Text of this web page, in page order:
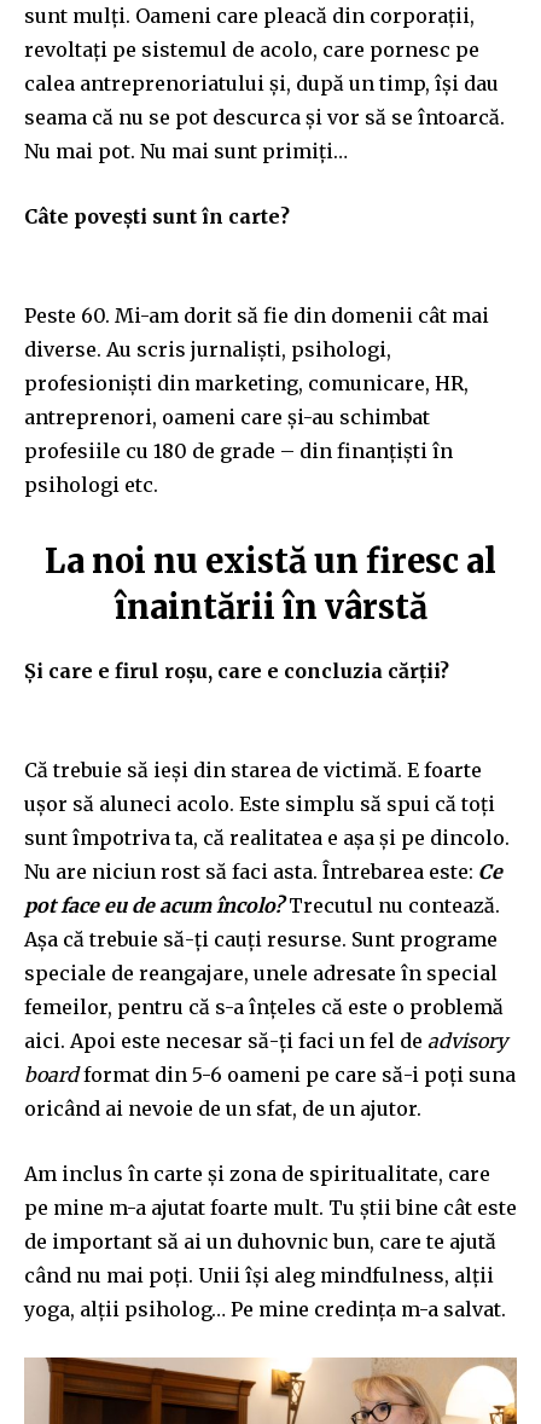
sunt mulți. Oameni care pleacă din corporații,
revoltați pe sistemul de acolo, care pornesc pe
calea antreprenoriatului și, după un timp, își dau
seama că nu se pot descurca și vor să se întoarcă.
Nu mai pot. Nu mai sunt primiți…
Câte povești sunt în carte?
Peste 60. Mi-am dorit să fie din domenii cât mai
diverse. Au scris jurnaliști, psihologi,
profesioniști din marketing, comunicare, HR,
antreprenori, oameni care și-au schimbat
profesiile cu 180 de grade – din finanțiști în
psihologi etc.
La noi nu există un firesc al
înaintării în vârstă
Și care e firul roșu, care e concluzia cărții?
Că trebuie să ieși din starea de victimă. E foarte
ușor să aluneci acolo. Este simplu să spui că toți
sunt împotriva ta, că realitatea e așa și pe dincolo.
Nu are niciun rost să faci asta. Întrebarea este: Ce
pot face eu de acum încolo? Trecutul nu contează.
Așa că trebuie să-ți cauți resurse. Sunt programe
speciale de reangajare, unele adresate în special
femeilor, pentru că s-a înțeles că este o problemă
aici. Apoi este necesar să-ți faci un fel de advisory
boardformat din 5-6 oameni pe care să-i poți suna
oricând ai nevoie de un sfat, de un ajutor.
Am inclus în carte și zona de spiritualitate, care
pe mine m-a ajutat foarte mult. Tu știi bine cât este
de important să ai un duhovnic bun, care te ajută
când nu mai poți. Unii își aleg mindfulness, alții
yoga, alții psiholog… Pe mine credința m-a salvat.